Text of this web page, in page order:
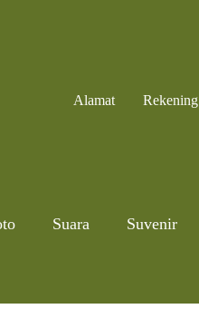
Alamat Rekening
Suara Suvenir